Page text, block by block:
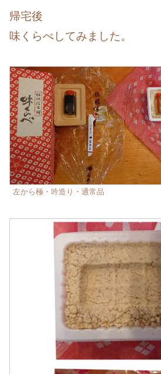
帰宅後
味くらべしてみました。
左から極・吟造り・通常品